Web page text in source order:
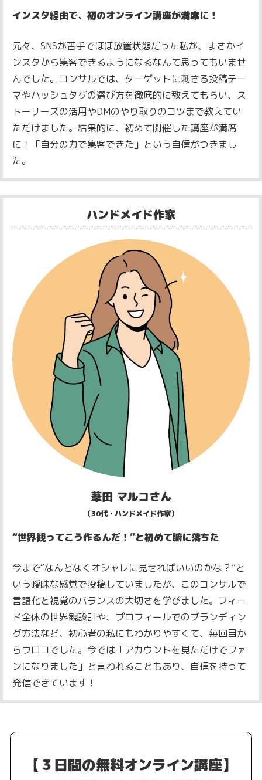
インスタ経由で、初のオンライン講座が満席に！
元々、SNSが苦手でほぼ放置状態だった私が、まさかイ
ンスタから集客できるようになるなんて思ってもいませ
んでした。 コンサルでは、ターゲットに刺さる投稿テー
マやハッシュタグの選び方を徹底的に教えてもらい、ス
トーリーズの活用やDMのやり取りのコツまで教えてい
ただけました。 結果的に、初めて開催した講座が満席
に！「自分の力で集客できた」という自信がつきまし
た。
ハンドメイド作家
葦田 マルコさん
（30代・ハンドメイド作家）
“世界観ってこう作るんだ！”と初めて腑に落ちた
今まで“なんとなくオシャレに見せればいいのかな？”と
いう曖昧な感覚で投稿していましたが、このコンサルで
言語化と視覚のバランスの大切さを学びました。 フィー
ド全体の世界観設計や、プロフィールでのブランディン
グ方法など、初心者の私にもわかりやすくて、毎回目か
らウロコでした。 今では「アカウントを見ただけでファ
ンになりました」と言われることもあり、自信を持って
発信できています！
【３日間の無料オンライン講座】